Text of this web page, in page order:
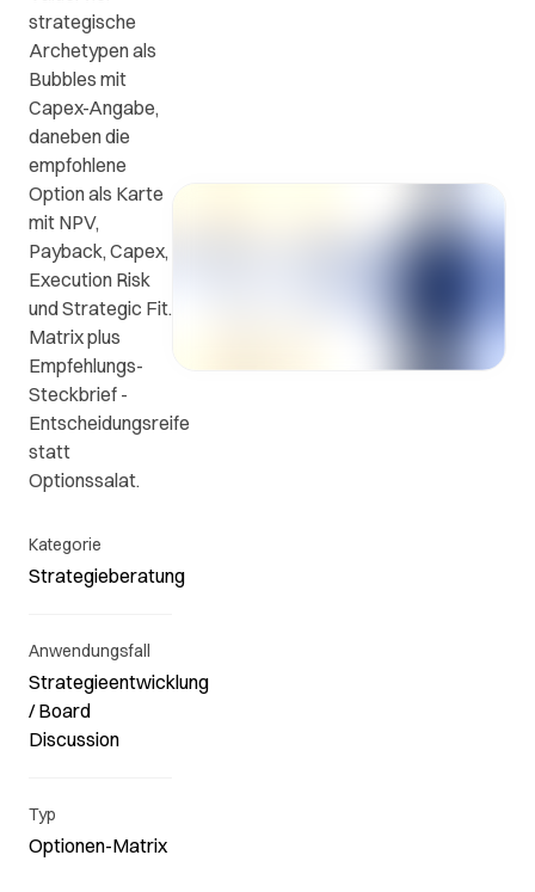
FAQs
Die
wichtigsten
Fragen
und
Antworten.
strategische
Archetypen als
Bubbles mit
Capex-Angabe,
daneben die
empfohlene
Option als Karte
mit NPV,
Payback, Capex,
Execution Risk
und Strategic Fit.
Matrix plus
Empfehlungs-
Steckbrief -
Entscheidungsreife
statt
Optionssalat.
Kategorie
Strategieberatung
Anwendungsfall
Strategieentwicklung
/ Board
Discussion
Typ
Optionen-Matrix